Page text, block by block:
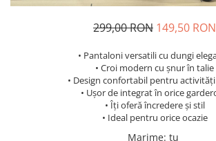
299,00 RON 149,50 RON
• Pantaloni versatili cu dungi
• Croi modern cu șnur în talie
• Design confortabil pentru
• Ușor de integrat în orice
• Îți oferă încredere și stil
• Ideal pentru orice ocazie
Marime: tu